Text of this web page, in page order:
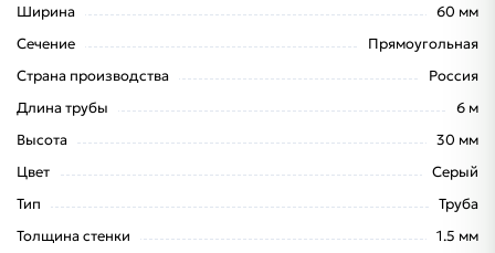
Ширина
60 мм
Сечение
Прямоугольная
Страна производства
Россия
Длина трубы
6 м
Высота
30 мм
Цвет
Серый
Тип
Труба
Толщина стенки
1.5 мм